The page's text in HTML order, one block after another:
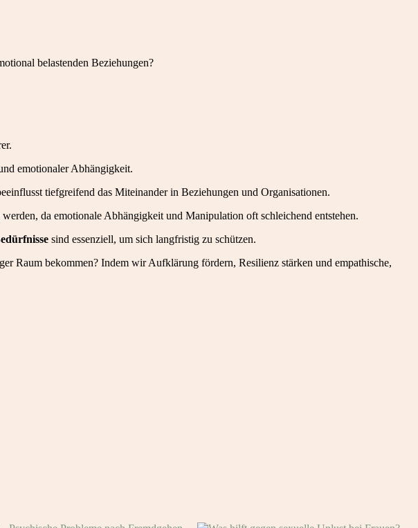
belastenden Beziehungen?
emotionaler Abhängigkeit.
tiefgreifend das Miteinander in Beziehungen und Organisationen.
da emotionale Abhängigkeit und Manipulation oft schleichend entstehen.
sind essenziell, um sich langfristig zu schützen.
Raum bekommen? Indem wir Aufklärung fördern, Resilienz stärken und empathische,